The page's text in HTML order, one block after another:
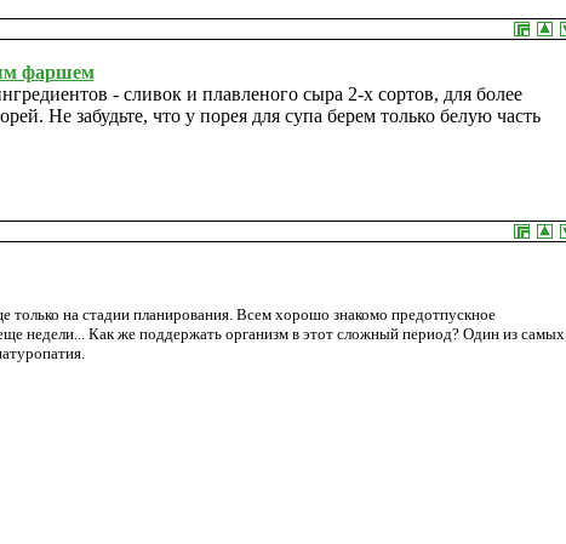
фаршем
- сливок и плавленого сыра 2-х сортов, для более
Не забудьте, что у порея для супа берем только белую часть
на стадии планирования. Всем хорошо знакомо предотпускное
недели... Как же поддержать организм в этот сложный период? Один из самых